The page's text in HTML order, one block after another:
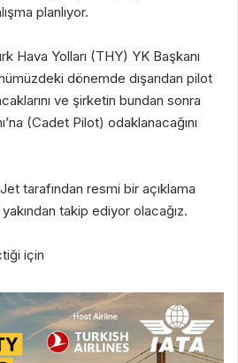
planlıyor.
Hava Yolları (THY) YK Başkanı
dönemde dışarıdan pilot
ve şirketin bundan sonra
(Cadet Pilot) odaklanacağını
tarafından resmi bir açıklama
takip ediyor olacağız.
için